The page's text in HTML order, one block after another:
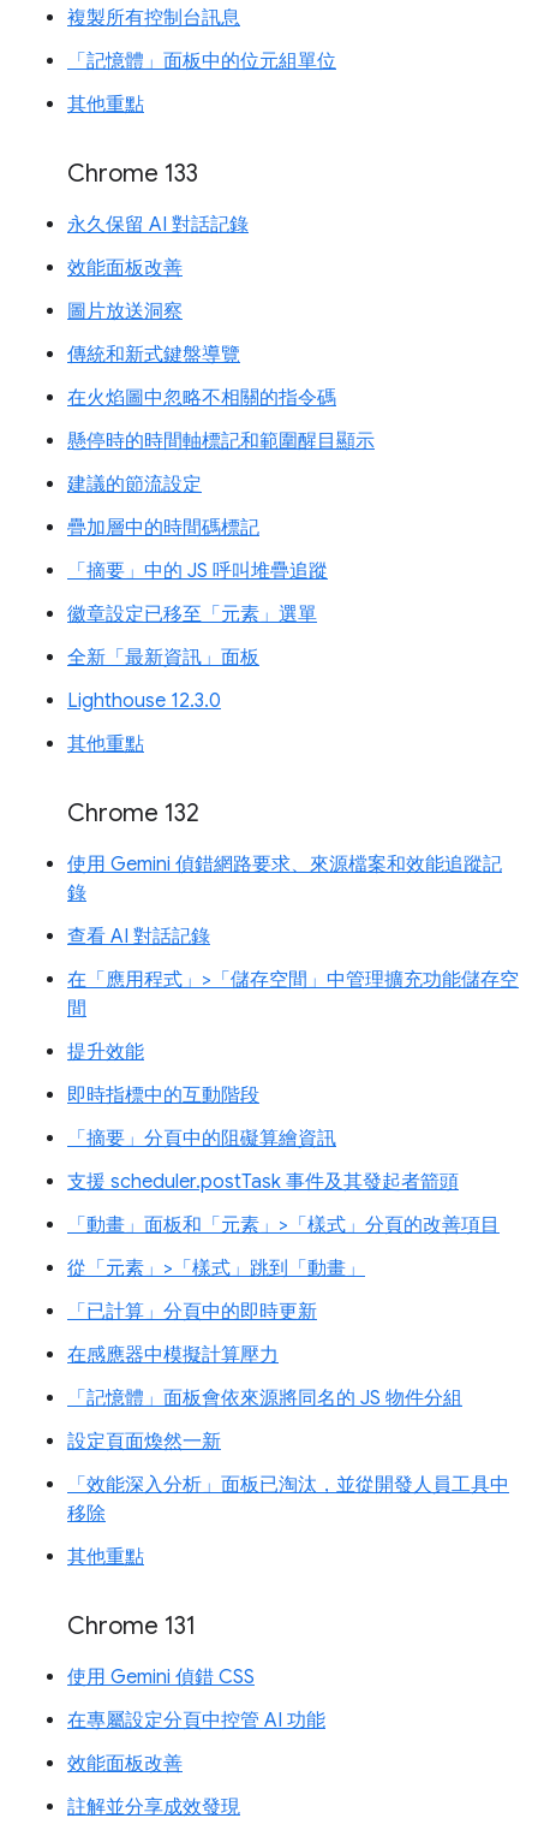
複製所有控制台訊息
「記憶體」面板中的位元組單位
其他重點
Chrome 133
永久保留 AI 對話記錄
效能面板改善
圖片放送洞察
傳統和新式鍵盤導覽
在火焰圖中忽略不相關的指令碼
懸停時的時間軸標記和範圍醒目顯示
建議的節流設定
疊加層中的時間碼標記
「摘要」中的 JS 呼叫堆疊追蹤
徽章設定已移至「元素」選單
全新「最新資訊」面板
Lighthouse 12.3.0
其他重點
Chrome 132
使用 Gemini 偵錯網路要求、來源檔案和效能追蹤記
錄
查看 AI 對話記錄
在「應用程式」>「儲存空間」中管理擴充功能儲存空
間
提升效能
即時指標中的互動階段
「摘要」分頁中的阻礙算繪資訊
支援 scheduler.postTask 事件及其發起者箭頭
「動畫」面板和「元素」>「樣式」分頁的改善項目
從「元素」>「樣式」跳到「動畫」
「已計算」分頁中的即時更新
在感應器中模擬計算壓力
「記憶體」面板會依來源將同名的 JS 物件分組
設定頁面煥然一新
「效能深入分析」面板已淘汰，並從開發人員工具中
移除
其他重點
Chrome 131
使用 Gemini 偵錯 CSS
在專屬設定分頁中控管 AI 功能
效能面板改善
註解並分享成效發現